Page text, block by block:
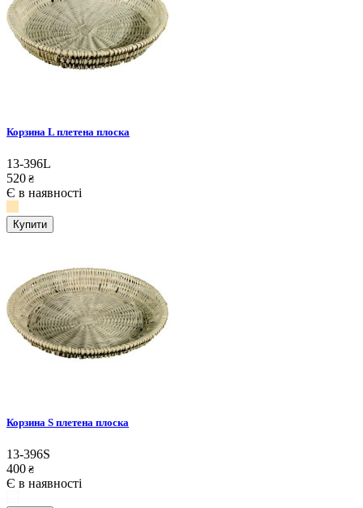
Корзина L плетена плоска
13-396L
520 ₴
Є в наявності
Купити
Корзина S плетена плоска
13-396S
400 ₴
Є в наявності